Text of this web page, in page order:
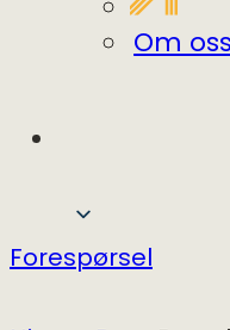
Om
Forespørsel